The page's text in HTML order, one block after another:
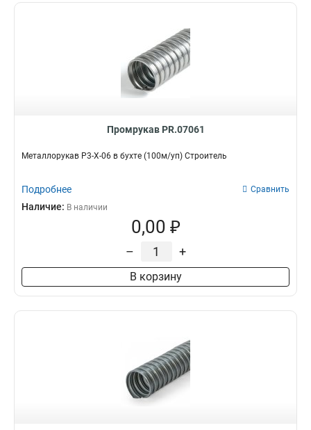
Промрукав PR.07061
Металлорукав Р3-Х-06 в бухте (100м/уп) Строитель
Подробнее Сравнить
Наличие: В наличии
0,00 ₽
– +
В корзину